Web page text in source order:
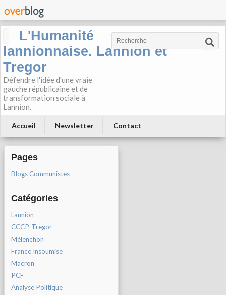
L'Humanité
lannionnaise. Lannion et
Tregor
Défendre l'idée d'une vraie
gauche républicaine et de
transformation sociale à
Lannion.
Accueil Newsletter Contact
Pages
Blogs Communistes
Catégories
Lannion
CCCP-Tregor
Mélenchon
France Insoumise
Macron
PCF
Analyse Politique